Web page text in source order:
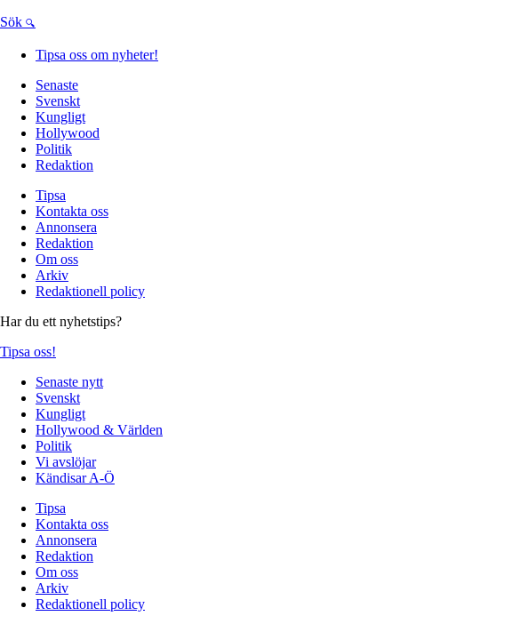
Sök
Tipsa oss om nyheter!
Senaste
Svenskt
Kungligt
Hollywood
Politik
Redaktion
Tipsa
Kontakta oss
Annonsera
Redaktion
Om oss
Arkiv
Redaktionell policy
Har du ett nyhetstips?
Tipsa oss!
Senaste nytt
Svenskt
Kungligt
Hollywood & Världen
Politik
Vi avslöjar
Kändisar A-Ö
Tipsa
Kontakta oss
Annonsera
Redaktion
Om oss
Arkiv
Redaktionell policy